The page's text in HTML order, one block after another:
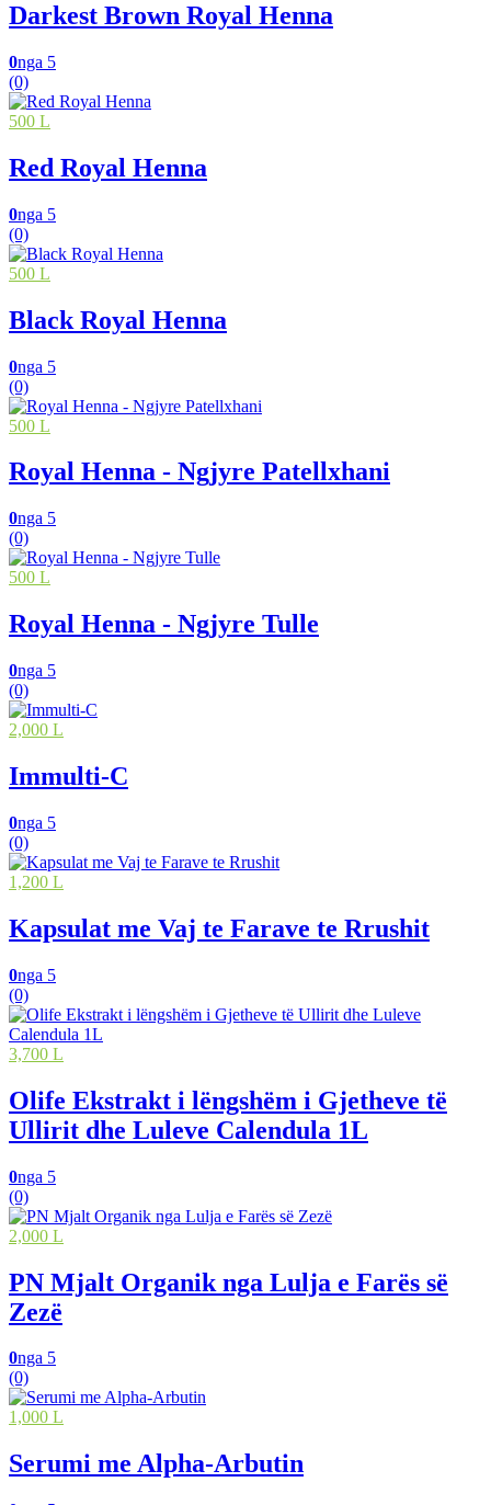
Darkest Brown Royal Henna
0nga 5
(0)
500 L
Red Royal Henna
0nga 5
(0)
500 L
Black Royal Henna
0nga 5
(0)
500 L
Royal Henna - Ngjyre Patellxhani
0nga 5
(0)
500 L
Royal Henna - Ngjyre Tulle
0nga 5
(0)
2,000 L
Immulti-C
0nga 5
(0)
1,200 L
Kapsulat me Vaj te Farave te Rrushit
0nga 5
(0)
3,700 L
Olife Ekstrakt i lëngshëm i Gjetheve të
Ullirit dhe Luleve Calendula 1L
0nga 5
(0)
2,000 L
PN Mjalt Organik nga Lulja e Farës së
Zezë
0nga 5
(0)
1,000 L
Serumi me Alpha-Arbutin